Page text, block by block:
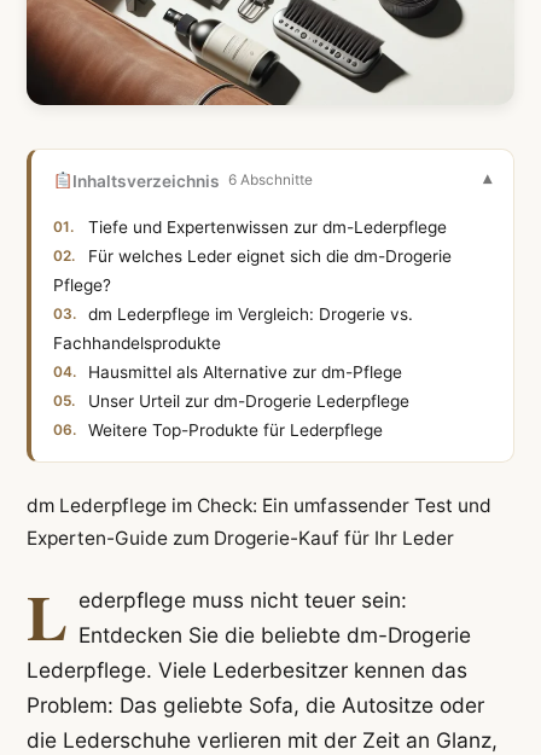
Inhaltsverzeichnis 6 Abschnitte
Tiefe und Expertenwissen zur dm-Lederpflege
Für welches Leder eignet sich die dm-Drogerie
Pflege?
dm Lederpflege im Vergleich: Drogerie vs.
Fachhandelsprodukte
Hausmittel als Alternative zur dm-Pflege
Unser Urteil zur dm-Drogerie Lederpflege
Weitere Top-Produkte für Lederpflege
dm Lederpflege im Check: Ein umfassender Test und
Experten-Guide zum Drogerie-Kauf für Ihr Leder
L ederpflege muss nicht teuer sein:
Entdecken Sie die beliebte dm-Drogerie
Lederpflege. Viele Lederbesitzer kennen das
Problem: Das geliebte Sofa, die Autositze oder
die Lederschuhe verlieren mit der Zeit an Glanz,